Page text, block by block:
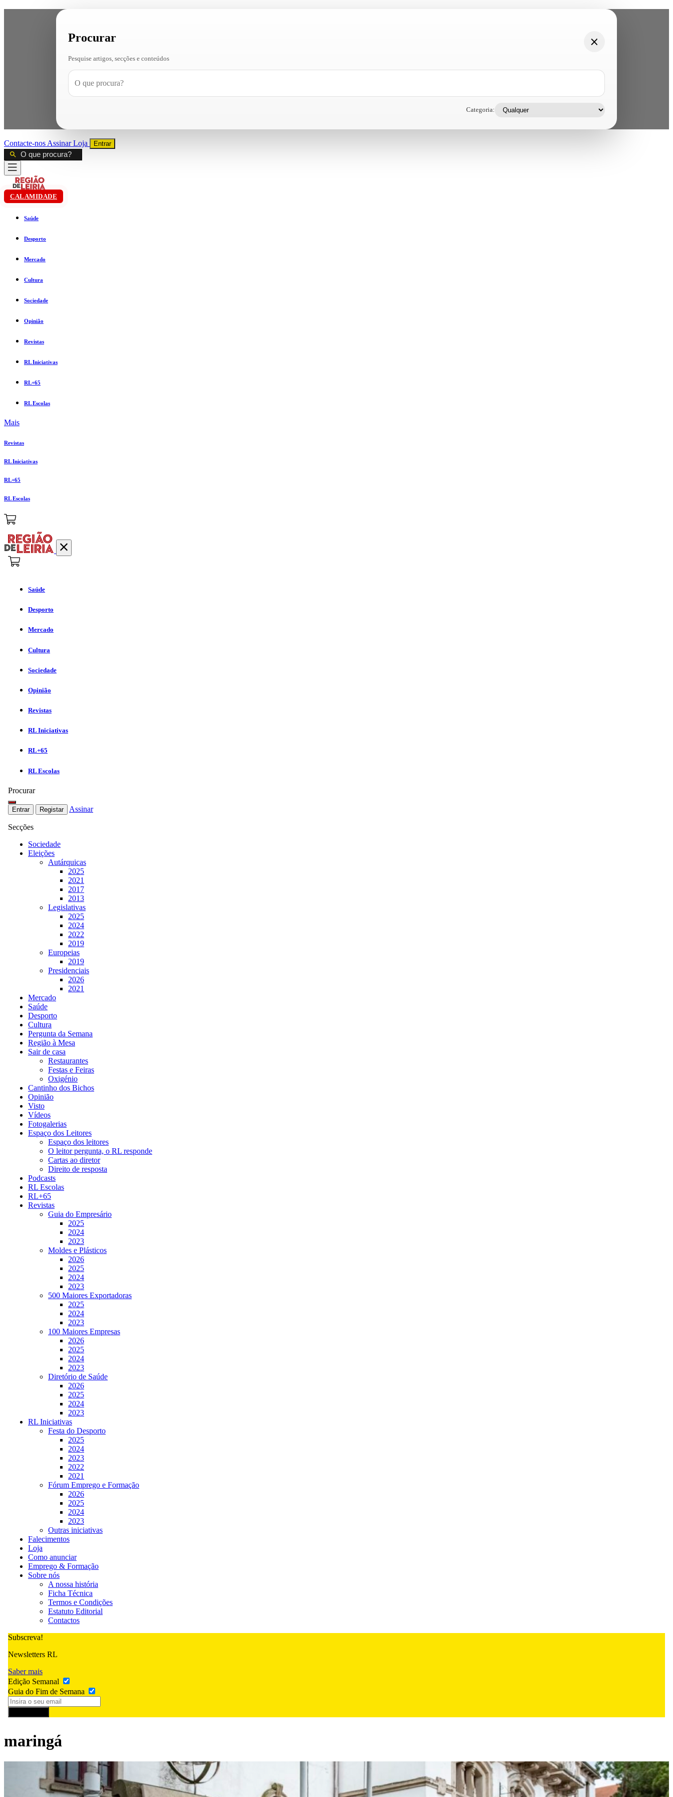
Procurar
Pesquise artigos, secções e conteúdos
Categoria:
Contacte-nos AssinarLoja Entrar
CALAMIDADE
Saúde
Desporto
Mercado
Cultura
Sociedade
Opinião
Revistas
RL Iniciativas
RL+65
RL Escolas
Mais
Revistas
RL Iniciativas
RL+65
RL Escolas
Saúde
Desporto
Mercado
Cultura
Sociedade
Opinião
Revistas
RL Iniciativas
RL+65
RL Escolas
Procurar
Entrar Registar Assinar
Secções
Sociedade
Eleições
Autárquicas
2025
2021
2017
2013
Legislativas
2025
2024
2022
2019
Europeias
2019
Presidenciais
2026
2021
Mercado
Saúde
Desporto
Cultura
Pergunta da Semana
Região à Mesa
Sair de casa
Restaurantes
Festas e Feiras
Oxigénio
Cantinho dos Bichos
Opinião
Visto
Vídeos
Fotogalerias
Espaço dos Leitores
Espaço dos leitores
O leitor pergunta, o RL responde
Cartas ao diretor
Direito de resposta
Podcasts
RL Escolas
RL+65
Revistas
Guia do Empresário
2025
2024
2023
Moldes e Plásticos
2026
2025
2024
2023
500 Maiores Exportadoras
2025
2024
2023
100 Maiores Empresas
2026
2025
2024
2023
Diretório de Saúde
2026
2025
2024
2023
RL Iniciativas
Festa do Desporto
2025
2024
2023
2022
2021
Fórum Emprego e Formação
2026
2025
2024
2023
Outras iniciativas
Falecimentos
Loja
Como anunciar
Emprego & Formação
Sobre nós
A nossa história
Ficha Técnica
Termos e Condições
Estatuto Editorial
Contactos
Subscreva!
Newsletters RL
Saber mais
Edição Semanal
Guia do Fim de Semana
maringá